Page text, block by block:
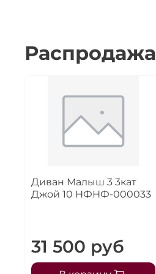
Распродажа
Диван Малыш 3 3кат
Джой 10 НФНФ-000033
31 500 руб